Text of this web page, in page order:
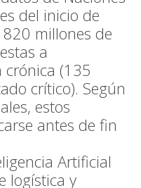
del inicio de
millones de
a
(135
crítico). Según
estos
antes de fin
Artificial
logística y